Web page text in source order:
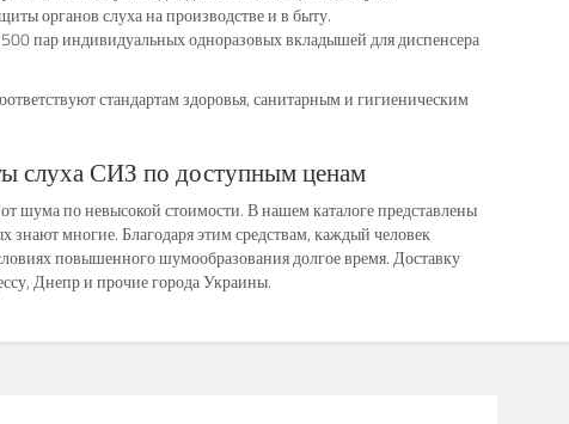
органов слуха на производстве и в быту.
пар индивидуальных одноразовых вкладышей для диспенсера
стандартам здоровья, санитарным и гигиеническим
слуха СИЗ по доступным ценам
шума по невысокой стоимости. В нашем каталоге представлены
знают многие. Благодаря этим средствам, каждый человек
повышенного шумообразования долгое время. Доставку
Днепр и прочие города Украины.